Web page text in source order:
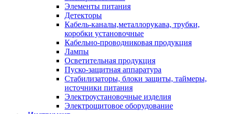
Элементы питания
Детекторы
Кабель-каналы,металлорукава, трубки,
коробки установочные
Кабельно-проводниковая продукция
Лампы
Осветительная продукция
Пуско-защитная аппаратура
Стабилизаторы, блоки защиты, таймеры,
источники питания
Электроустановочные изделия
Электрощитовое оборудование